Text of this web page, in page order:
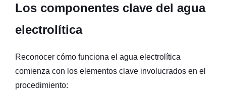
Los componentes clave del agua
electrolítica
Reconocer cómo funciona el agua electrolítica
comienza con los elementos clave involucrados en el
procedimiento: